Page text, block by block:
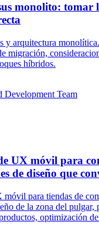
monolito: tomar
y arquitectura
migración,
híbridos.
Development Team
UX móvil para
de diseño que
móvil para tiendas de
de la zona del pulgar,
optimización